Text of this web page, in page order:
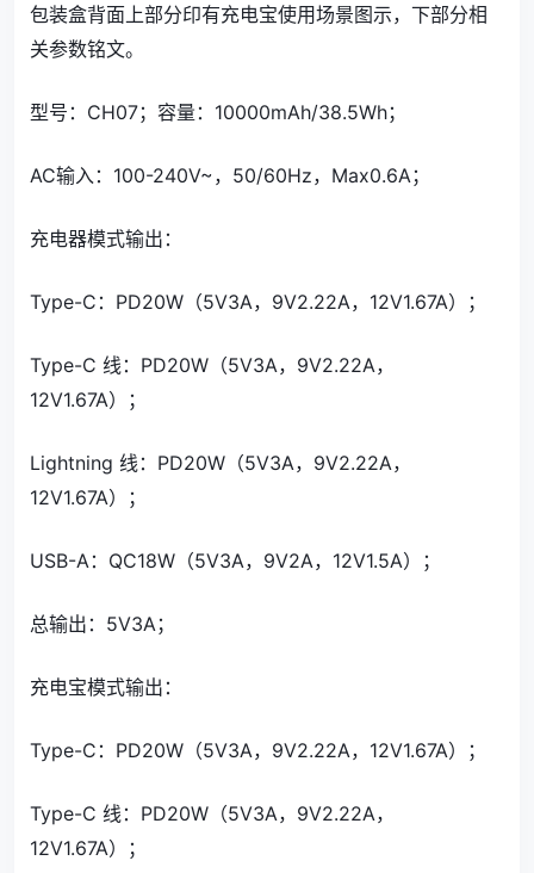
包装盒背面上部分印有充电宝使用场景图示，下部分相
关参数铭文。
型号：CH07；容量：10000mAh/38.5Wh；
AC输入：100-240V~，50/60Hz，Max0.6A；
充电器模式输出：
Type-C：PD20W（5V3A，9V2.22A，12V1.67A）；
Type-C 线：PD20W（5V3A，9V2.22A，
12V1.67A）；
Lightning 线：PD20W（5V3A，9V2.22A，
12V1.67A）；
USB-A：QC18W（5V3A，9V2A，12V1.5A）；
总输出：5V3A；
充电宝模式输出：
Type-C：PD20W（5V3A，9V2.22A，12V1.67A）；
Type-C 线：PD20W（5V3A，9V2.22A，
12V1.67A）；